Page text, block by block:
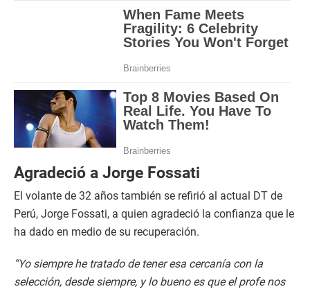
Agradeció a Jorge Fossati
El volante de 32 años también se refirió al actual DT de
Perú, Jorge Fossati, a quien agradeció la confianza que le
ha dado en medio de su recuperación.
“Yo siempre he tratado de tener esa cercanía con la
selección, desde siempre, y lo bueno es que el profe nos